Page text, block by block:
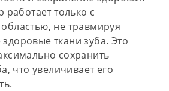
работает только с
не травмируя
ткани зуба. Это
сохранить
, что увеличивает его